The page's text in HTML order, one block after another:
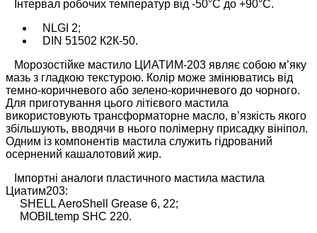
Інтервал робочих температур від -50°С до +90°С.
NLGI 2;
DIN 51502 К2К-50.
Морозостійке мастило ЦИАТИМ-203 являє собою м’яку
мазь з гладкою текстурою. Колір може змінюватись від
темно-коричневого або зелено-коричневого до чорного.
Для приготування цього літієвого мастила
використовують трансформаторне масло, в’язкість якого
збільшують, вводячи в нього полімерну присадку вініпол.
Одним із компонентів мастила служить гідрований
осернений кашалотовий жир.
Імпортні аналоги пластичного мастила мастила
Циатим203:
SHELL AeroShell Grease 6, 22;
MOBILtemp SHC 220.